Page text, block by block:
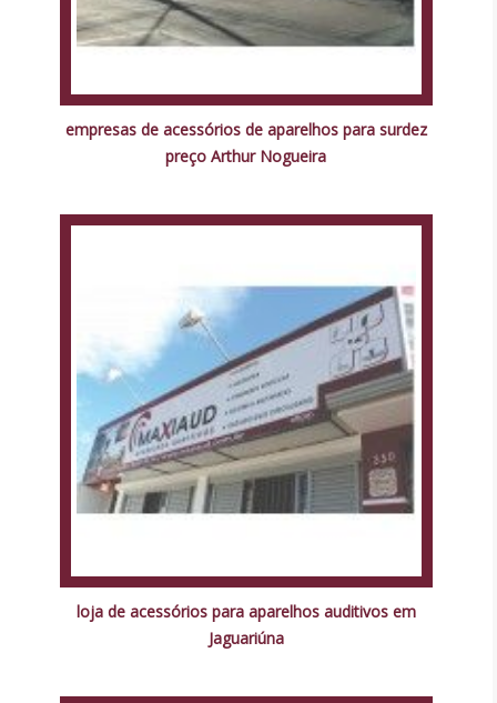
empresas de acessórios de aparelhos para surdez
preço Arthur Nogueira
loja de acessórios para aparelhos auditivos em
Jaguariúna